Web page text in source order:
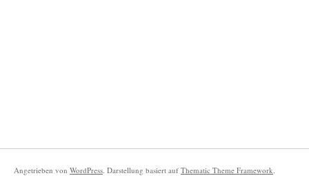
Angetrieben von WordPress . Darstellung basiert auf Thematic Theme Framework